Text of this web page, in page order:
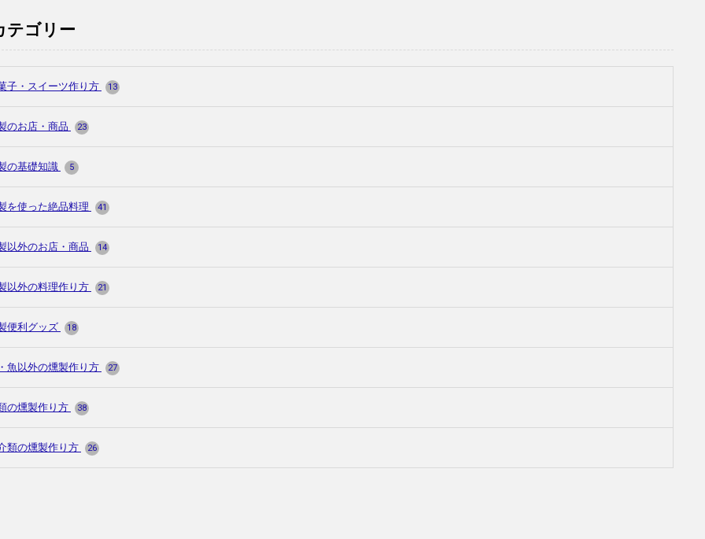
テゴリー
子・スイーツ作り方 13
のお店・商品 23
の基礎知識 5
を使った絶品料理 41
以外のお店・商品 14
以外の料理作り方 21
便利グッズ 18
魚以外の燻製作り方 27
の燻製作り方 38
類の燻製作り方 26